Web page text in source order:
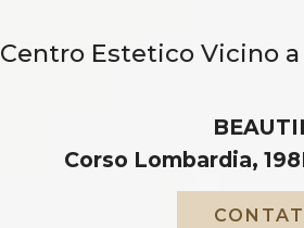
Centro Estetico Vicino
Corso Lombardia,